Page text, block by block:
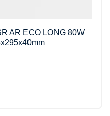
AR ECO LONG 80W